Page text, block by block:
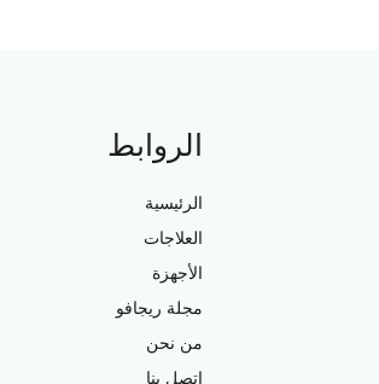
الروابط
الرئيسية
العلاجات
الأجهزة
مجلة ريجافو
من نحن
اتصل بنا